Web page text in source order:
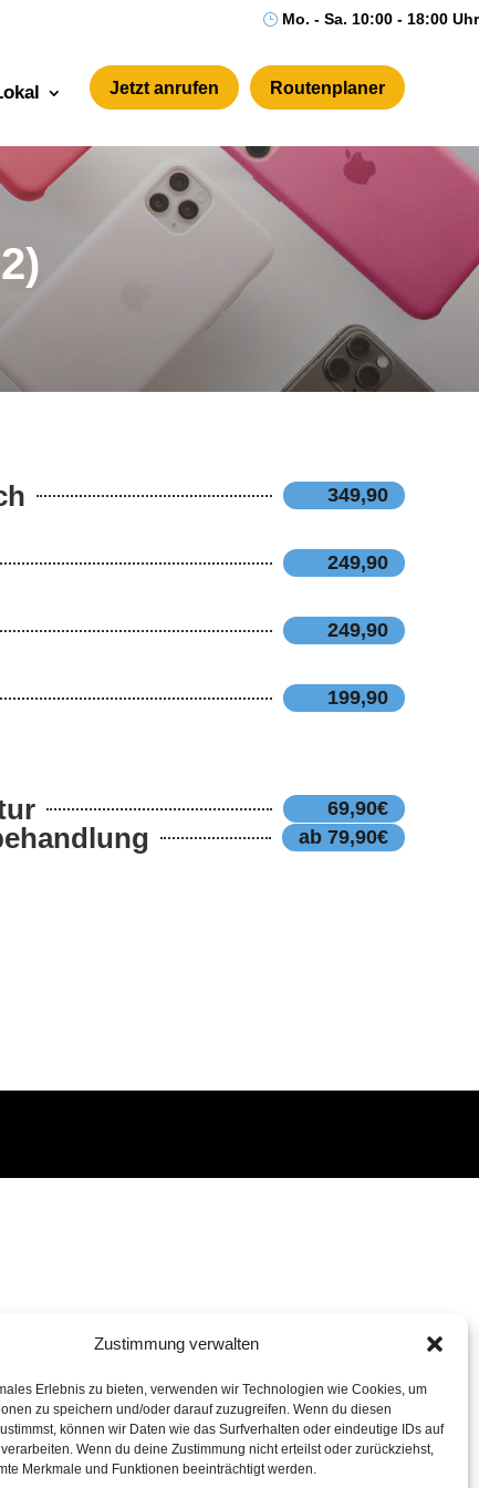
Zustimmung verwalten
Erlebnis zu bieten, verwenden wir Technologien wie Cookies, um
zu speichern und/oder darauf zuzugreifen. Wenn du diesen
können wir Daten wie das Surfverhalten oder eindeutige IDs auf
Wenn du deine Zustimmung nicht erteilst oder zurückziehst,
Merkmale und Funktionen beeinträchtigt werden.
} Mo. - Sa. 10:00 - 18:00 Uhr
Jetzt anrufen Routenplaner
349,90
249,90
249,90
199,90
69,90€
ab 79,90€